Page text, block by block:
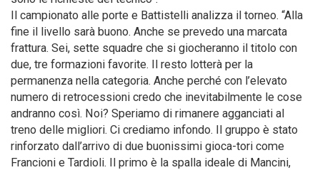
Il campionato alle porte e Battistelli analizza il torneo. “Alla
fine il livello sarà buono. Anche se prevedo una marcata
frattura. Sei, sette squadre che si giocheranno il titolo con
due, tre formazioni favorite. Il resto lotterà per la
permanenza nella categoria. Anche perché con l’elevato
numero di retrocessioni credo che inevitabilmente le cose
andranno così. Noi? Speriamo di rimanere agganciati al
treno delle migliori. Ci crediamo infondo. Il gruppo è stato
rinforzato dall’arrivo di due buonissimi gioca-tori come
Francioni e Tardioli. Il primo è la spalla ideale di Mancini,